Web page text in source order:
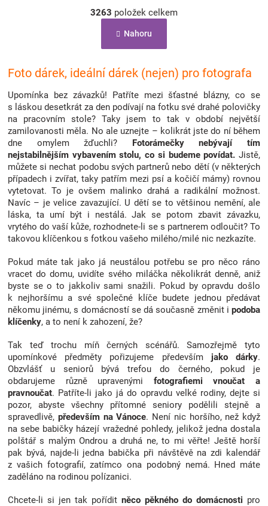
v
á
d
c
í
p
r
v
k
y
v
ý
p
i
s
u
á
n
k
v
n
3263 položek celkem
Nahoru
Foto dárek, ideální dárek (nejen) pro fotografa
Upomínka bez závazků! Patříte mezi šťastné blázny, co se
s láskou desetkrát za den podívají na fotku své drahé polovičky
na pracovním stole? Taky jsem to tak v období největší
zamilovanosti měla. No ale uznejte – kolikrát jste do ní během
dne omylem žďuchli? Fotorámečky
nebývají tím
nejstabilnějším vybavením stolu, co si budeme povídat. Jistě,
můžete si nechat podobu svých partnerů nebo dětí (v některých
případech i zvířat, taky patřím mezi psí a kočičí mámy) rovnou
vytetovat. To je ovšem malinko drahá a radikální možnost.
Navíc – je velice zavazující. U dětí se to většinou nemění, ale
láska, ta umí být i nestálá. Jak se potom zbavit závazku,
vrytého do vaší kůže, rozhodnete-li se s partnerem odloučit? To
takovou klíčenkou s fotkou vašeho milého/milé nic nezkazíte.
Pokud máte tak jako já neustálou potřebu se pro něco ráno
vracet do domu, uvidíte svého miláčka několikrát denně, aniž
byste se o to jakkoliv sami snažili. Pokud by opravdu došlo
k nejhoršímu a své společné klíče budete jednou předávat
někomu jinému, s domácností se dá současně změnit i podoba
klíčenky, a to není k zahození, že?
Tak teď trochu míň černých scénářů. Samozřejmě tyto
upomínkové předměty pořizujeme předevšímjako dárky.
Obzvlášť u seniorů bývá trefou do černého, pokud je
obdarujeme různě upravenými fotografiemi vnoučat a
pravnoučat. Patříte-li jako já do opravdu velké rodiny, dejte si
pozor, abyste všechny přítomné seniory podělili stejně a
spravedlivě, především na Vánoce. Není nic horšího, než když
na sebe babičky házejí vražedné pohledy, jelikož jedna dostala
polštář s malým Ondrou a druhá ne, to mi věřte! Ještě horší
pak bývá, najde-li jedna babička při návštěvě na zdi kalendář
z vašich fotografií, zatímco ona podobný nemá. Hned máte
zaděláno na rodinou polízanici.
Chcete-li si jen tak pořídit něco pěkného do domácnosti pro